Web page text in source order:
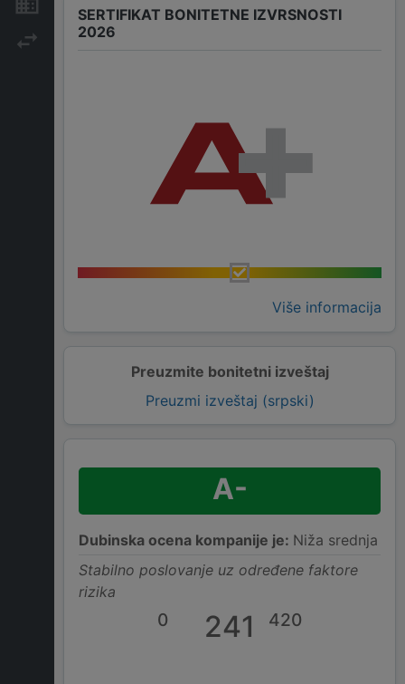
Izvoz
SERTIFIKAT BONITETNE IZVRSNOSTI
2026
Više informacija
Preuzmite bonitetni izveštaj
Preuzmi izveštaj (srpski)
A-
Dubinska ocena kompanije je: Niža srednja
Stabilno poslovanje uz određene faktore
rizika
0 241 420